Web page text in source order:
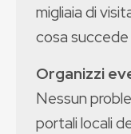
migliaia di
cosa
Organizzi
Nessun
portali locali